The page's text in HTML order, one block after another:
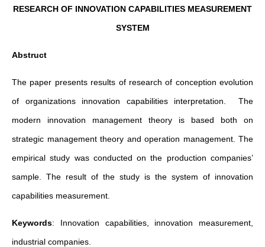
RESEARCH OF INNOVATION CAPABILITIES MEASUREMENT
SYSTEM
Abstruct
The paper presents results of research of conception evolution
of organizations innovation capabilities interpretation. The
modern innovation management theory is based both on
strategic management theory and operation management. The
empirical study was conducted on the production companies’
sample. The result of the study is the system of innovation
capabilities measurement.
Keywords: Innovation capabilities, innovation measurement,
industrial companies.